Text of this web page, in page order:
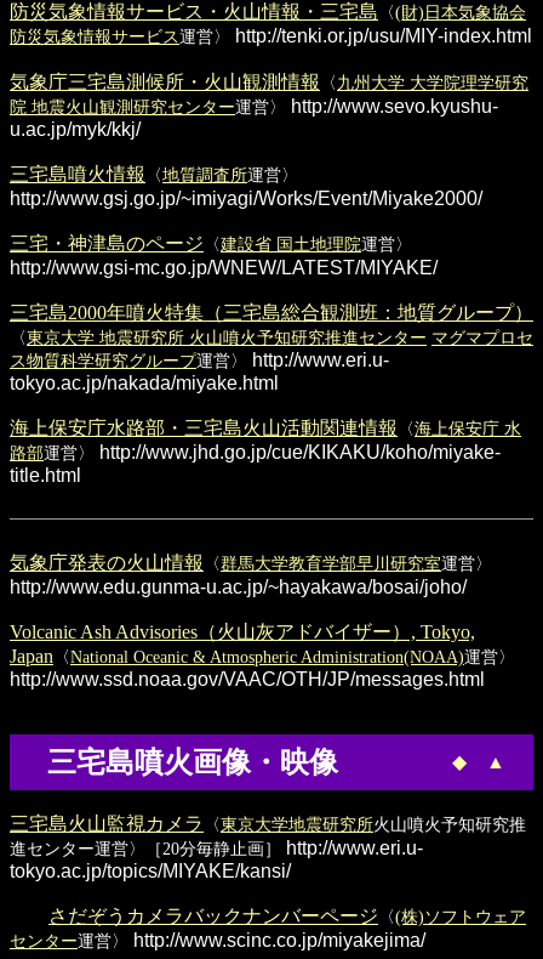
防災気象情報サービス・火山情報・三宅島 〈(財)日本気象協会
防災気象情報サービス運営〉 http://tenki.or.jp/usu/MIY-index.html
気象庁三宅島測候所・火山観測情報 〈九州大学 大学院理学研究
院 地震火山観測研究センター運営〉
http://www.sevo.kyushu-
u.ac.jp/myk/kkj/
三宅島噴火情報 〈地質調査所運営〉
http://www.gsj.go.jp/~imiyagi/Works/Event/Miyake2000/
三宅・神津島のページ 〈建設省 国土地理院運営〉
http://www.gsi-mc.go.jp/WNEW/LATEST/MIYAKE/
三宅島2000年噴火特集（三宅島総合観測班：地質グループ）
〈東京大学 地震研究所 火山噴火予知研究推進センター マグマプロセ
ス物質科学研究グループ運営〉
http://www.eri.u-
tokyo.ac.jp/nakada/miyake.html
海上保安庁水路部・三宅島火山活動関連情報 〈海上保安庁 水
路部運営〉
http://www.jhd.go.jp/cue/KIKAKU/koho/miyake-
title.html
気象庁発表の火山情報 〈群馬大学教育学部早川研究室運営〉
http://www.edu.gunma-u.ac.jp/~hayakawa/bosai/joho/
Volcanic Ash Advisories（火山灰アドバイザー）, Tokyo,
Japan 〈National Oceanic & Atmospheric Administration(NOAA)運営〉
http://www.ssd.noaa.gov/VAAC/OTH/JP/messages.html
三宅島噴火画像・映像 ◆ ▲
三宅島火山監視カメラ 〈東京大学地震研究所火山噴火予知研究推
進センター運営〉［20分毎静止画］
http://www.eri.u-
tokyo.ac.jp/topics/MIYAKE/kansi/
さだぞうカメラバックナンバーページ 〈(株)ソフトウェア
センター運営〉 http://www.scinc.co.jp/miyakejima/